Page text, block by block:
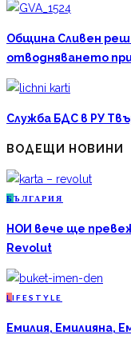
Община Сливен
отводняването при
Служба БДС в РУ
ВОДЕЩИ НОВИНИ
Б ЪЛГАРИЯ
НОИ вече ще
Revolut
L IFESTYLE
Емилия, Емилияна,